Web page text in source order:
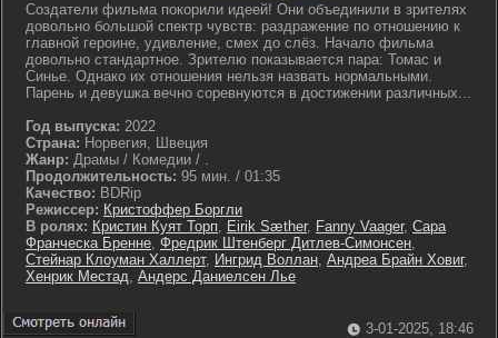
Создатели фильма покорили идеей! Они объединили в зрителях
довольно большой спектр чувств: раздражение по отношению к
главной героине, удивление, смех до слёз. Начало фильма
довольно стандартное. Зрителю показывается пара: Томас и
Синье. Однако их отношения нельзя назвать нормальными.
Парень и девушка вечно соревнуются в достижении различных...
Год выпуска: 2022
Страна: Норвегия, Швеция
Жанр: Драмы / Комедии / .
Продолжительность: 95 мин. / 01:35
Качество: BDRip
Режиссер: Кристоффер Боргли
В ролях: Кристин Куят Торп, Eirik Sæther, Fanny Vaager, Сара
Франческа Бренне, Фредрик Штенберг Дитлев-Симонсен,
Стейнар Клоуман Халлерт, Ингрид Воллан, Андреа Брайн Ховиг,
Хенрик Местад, Андерс Даниелсен Лье
3-01-2025, 18:46